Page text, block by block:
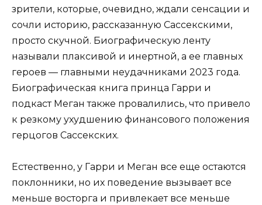
зрители, которые, очевидно, ждали сенсации и
сочли историю, рассказанную Сассекскими,
просто скучной. Биографическую ленту
называли плаксивой и инертной, а ее главных
героев — главными неудачниками 2023 года.
Биографическая книга принца Гарри и
подкаст Меган также провалились, что привело
к резкому ухудшению финансового положения
герцогов Сассекских.
Естественно, у Гарри и Меган все еще остаются
поклонники, но их поведение вызывает все
меньше восторга и привлекает все меньше